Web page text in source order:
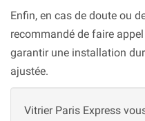
Enfin, en cas de doute ou
recommandé de faire
garantir une installation
ajustée.
Vitrier Paris Express